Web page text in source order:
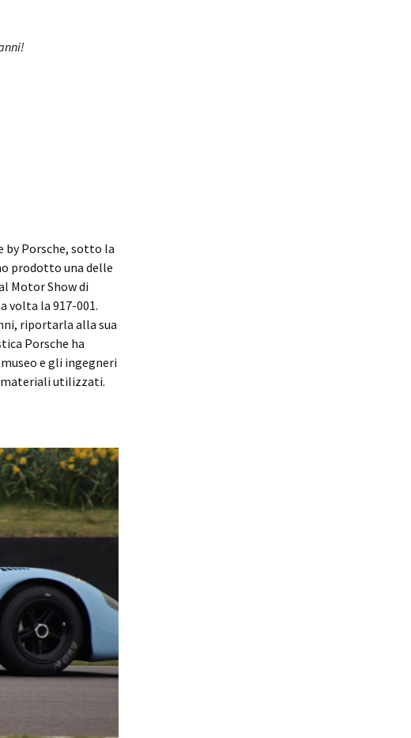
by Porsche, sotto la
prodotto una delle
Motor Show di
volta la 917-001.
riportarla alla sua
Porsche ha
e gli ingegneri
materiali utilizzati.